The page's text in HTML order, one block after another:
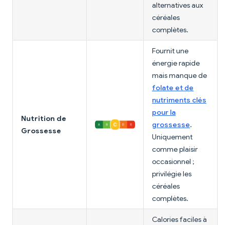
alternatives aux
céréales
complètes.
Nutrition de
Grossesse
Fournit une
énergie rapide
mais manque de
folate et de
nutriments clés
pour la
grossesse.
Uniquement
comme plaisir
occasionnel ;
privilégie les
céréales
complètes.
Calories faciles à